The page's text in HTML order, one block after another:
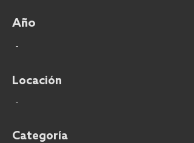
Año
-
Locación
-
Categoría